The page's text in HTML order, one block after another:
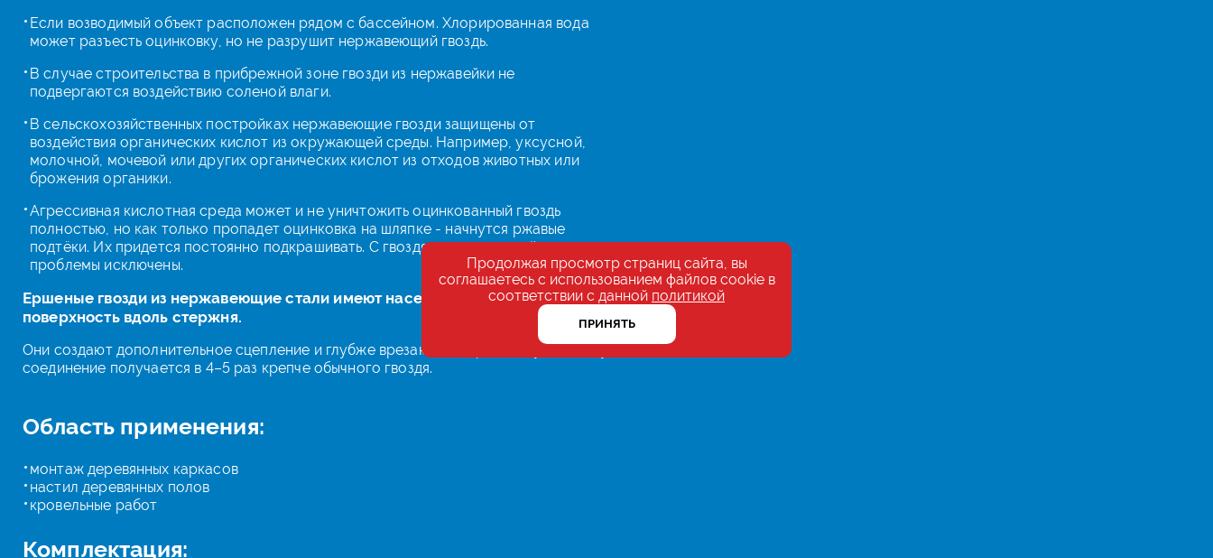
Если возводимый объект расположен рядом с бассейном. Хлорированная вода
может разъесть оцинковку, но не разрушит нержавеющий гвоздь.
В случае строительства в прибрежной зоне гвозди из нержавейки не
подвергаются воздействию соленой влаги.
В сельскохозяйственных постройках нержавеющие гвозди защищены от
воздействия органических кислот из окружающей среды. Например, уксусной,
молочной, мочевой или других органических кислот из отходов животных или
брожения органики.
Агрессивная кислотная среда может и не уничтожить оцинкованный гвоздь
полностью, но как только пропадет оцинковка на шляпке - начнутся ржавые
подтёки. Их придется постоянно подкрашивать. С гвоздями из нержавейки такие
проблемы исключены.
Ершеные гвозди из нержавеющие стали имеют насечки или ребристую
поверхность вдоль стержня.
Они создают дополнительное сцепление и глубже врезаются в древесину, поэтому
соединение получается в 4–5 раз крепче обычного гвоздя.
Область применения:
монтаж деревянных каркасов
настил деревянных полов
кровельные работ
Комплектация:
Продолжая просмотр страниц сайта, вы
соглашаетесь с использованием файлов cookie в
соответствии с данной политикой
ПРИНЯТЬ